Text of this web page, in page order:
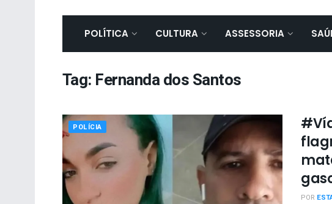
POLÍTICA CULTURA ASSESSORIA
Tag: Fernanda dos Santos
POLÍCIA
POR